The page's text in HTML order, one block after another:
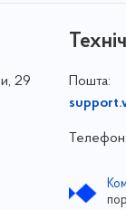
29
Пошта:
Телефон: